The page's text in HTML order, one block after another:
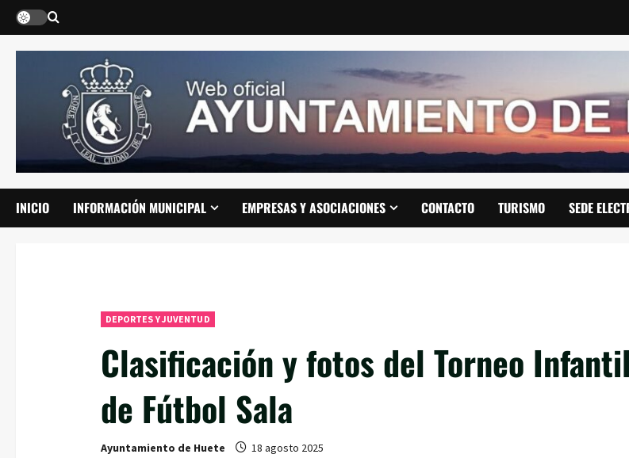
Saltar
contenido
INICIO INFORMACIÓN MUNICIPAL EMPRESAS Y ASOCIACIONES CONTACTO TURISMO SEDE
DEPORTES Y JUVENTUD
Clasificación y fotos del Torneo Infantil
de Fútbol Sala
Ayuntamiento de Huete 18 agosto 2025